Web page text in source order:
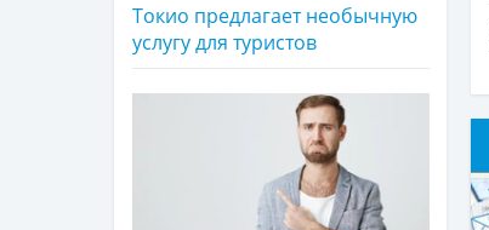
Токио предлагает необычную
услугу для туристов